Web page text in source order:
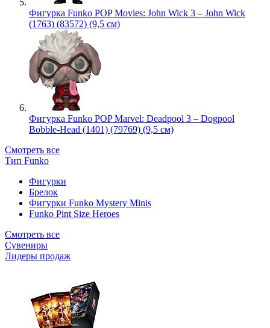
Фигурка Funko POP Movies: John Wick 3 – John Wick
(1763) (83572) (9,5 см)
Фигурка Funko POP Marvel: Deadpool 3 – Dogpool
Bobble-Head (1401) (79769) (9,5 см)
Смотреть все
Тип Funko
Фигурки
Брелок
Фигурки Funko Mystery Minis
Funko Pint Size Heroes
Смотреть все
Сувениры
Лидеры продаж